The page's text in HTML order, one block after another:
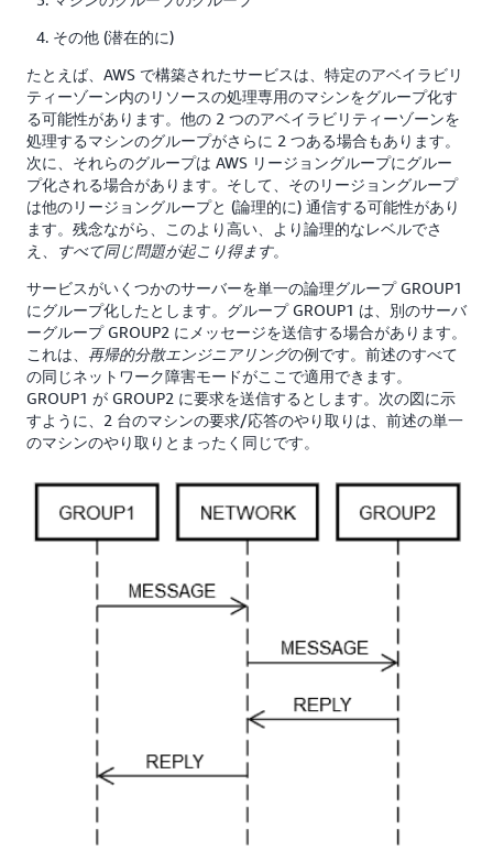
その他 (潜在的に)
たとえば、AWS で構築されたサービスは、特定のアベイラビリ
ティーゾーン内のリソースの処理専用のマシンをグループ化す
る可能性があります。他の 2 つのアベイラビリティーゾーンを
処理するマシンのグループがさらに 2 つある場合もあります。
次に、それらのグループは AWS リージョングループにグルー
プ化される場合があります。そして、そのリージョングループ
は他のリージョングループと (論理的に) 通信する可能性があり
ます。残念ながら、このより高い、より論理的なレベルでさ
え、
すべて同じ問題が起こり得ます。
サービスがいくつかのサーバーを単一の論理グループ GROUP1
にグループ化したとします。グループ GROUP1 は、別のサーバ
ーグループ GROUP2 にメッセージを送信する場合があります。
これは、 再帰的分散エンジニアリングの例です。前述のすべて
の同じネットワーク障害モードがここで適用できます。
GROUP1 が GROUP2 に要求を送信するとします。次の図に示
すように、2 台のマシンの要求/応答のやり取りは、前述の単一
のマシンのやり取りとまったく同じです。